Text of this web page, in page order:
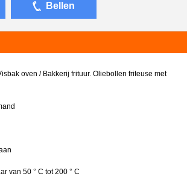
Bellen
oven / Bakkerij frituur. Oliebollen friteuse met
van 50 ° C tot 200 ° C